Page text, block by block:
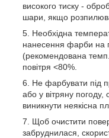
високого тиску -
шари, якщо
Необхідна
нанесення фарби на
(рекомендована
повітря <80%.
Не фарбувати під
або у вітряну погоду,
виникнути неякісна
Щоб очистити
забруднилася,